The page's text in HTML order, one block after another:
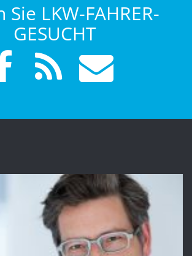
Sie LKW-FAHRER-
GESUCHT